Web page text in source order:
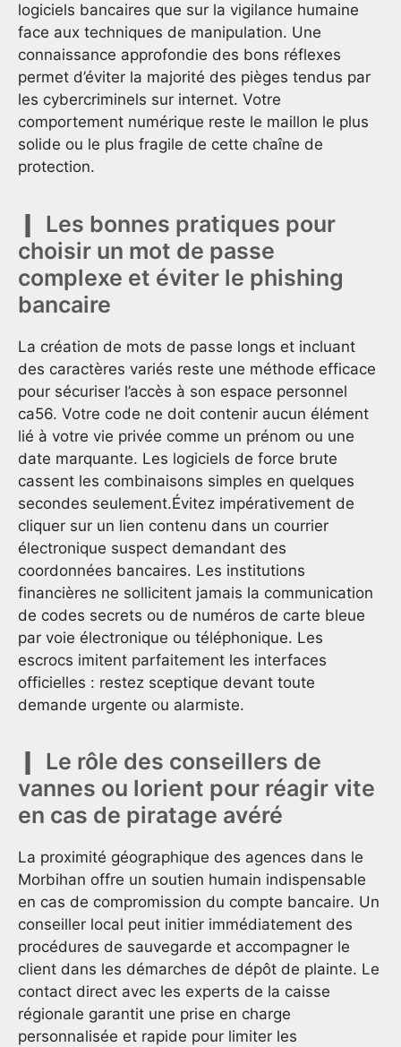
logiciels bancaires que sur la vigilance humaine
face aux techniques de manipulation. Une
connaissance approfondie des bons réflexes
permet d’éviter la majorité des pièges tendus par
les cybercriminels sur internet. Votre
comportement numérique reste le maillon le plus
solide ou le plus fragile de cette chaîne de
protection.
Les bonnes pratiques pour
choisir un mot de passe
complexe et éviter le phishing
bancaire
La création de mots de passe longs et incluant
des caractères variés reste une méthode efficace
pour sécuriser l’accès à son espace personnel
ca56. Votre code ne doit contenir aucun élément
lié à votre vie privée comme un prénom ou une
date marquante. Les logiciels de force brute
cassent les combinaisons simples en quelques
secondes seulement.Évitez impérativement de
cliquer sur un lien contenu dans un courrier
électronique suspect demandant des
coordonnées bancaires. Les institutions
financières ne sollicitent jamais la communication
de codes secrets ou de numéros de carte bleue
par voie électronique ou téléphonique. Les
escrocs imitent parfaitement les interfaces
officielles : restez sceptique devant toute
demande urgente ou alarmiste.
Le rôle des conseillers de
vannes ou lorient pour réagir vite
en cas de piratage avéré
La proximité géographique des agences dans le
Morbihan offre un soutien humain indispensable
en cas de compromission du compte bancaire. Un
conseiller local peut initier immédiatement des
procédures de sauvegarde et accompagner le
client dans les démarches de dépôt de plainte. Le
contact direct avec les experts de la caisse
régionale garantit une prise en charge
personnalisée et rapide pour limiter les